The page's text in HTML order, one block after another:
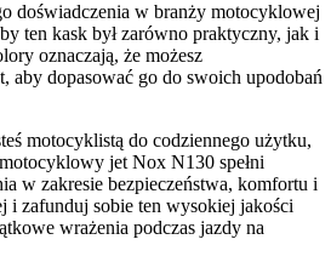
doświadczenia w branży motocyklowej
ten kask był zarówno praktyczny, jak i
oznaczają, że możesz
aby dopasować go do swoich upodobań
motocyklistą do codziennego użytku,
jet Nox N130 spełni
w zakresie bezpieczeństwa, komfortu i
i zafunduj sobie ten wysokiej jakości
wrażenia podczas jazdy na